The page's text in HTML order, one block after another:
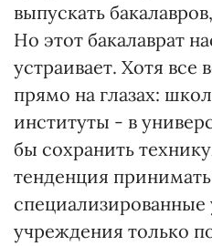
выпускать
Но этот бакалаврат
устраивает. Хотя все
прямо на глазах:
институты - в
бы сохранить
тенденция
специализированные
учреждения только